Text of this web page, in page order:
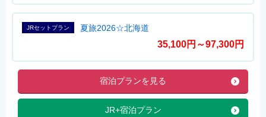
JRセットプラン 夏旅2026☆北海道
35,100円～97,300円
宿泊プランを見る
JR+宿泊プラン